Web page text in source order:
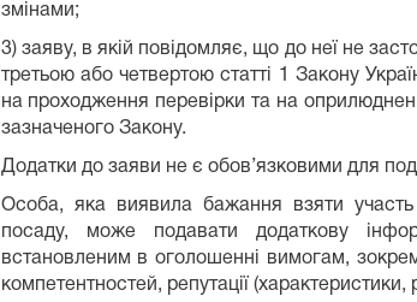
змінами;
3) заяву, в якій повідомляє, що до неї не
третьою або четвертою статті 1 Закону
на проходження перевірки та на
зазначеного Закону.
Додатки до заяви не є обов’язковими для
Особа, яка виявила бажання взяти
посаду, може подавати додаткову
встановленим в оголошенні вимогам,
компетентностей, репутації (характеристики,